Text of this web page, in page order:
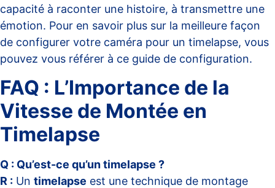
capacité à raconter une histoire, à transmettre une
émotion. Pour en savoir plus sur la meilleure façon
de configurer votre caméra pour un timelapse, vous
pouvez vous référer à ce guide de configuration.
FAQ : L’Importance de la
Vitesse de Montée en
Timelapse
Q : Qu’est-ce qu’un timelapse ?
R : Un timelapse est une technique de montage